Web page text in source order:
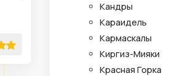
Кандры
Караидель
Кармаскалы
Киргиз-Мияки
Красная Горка